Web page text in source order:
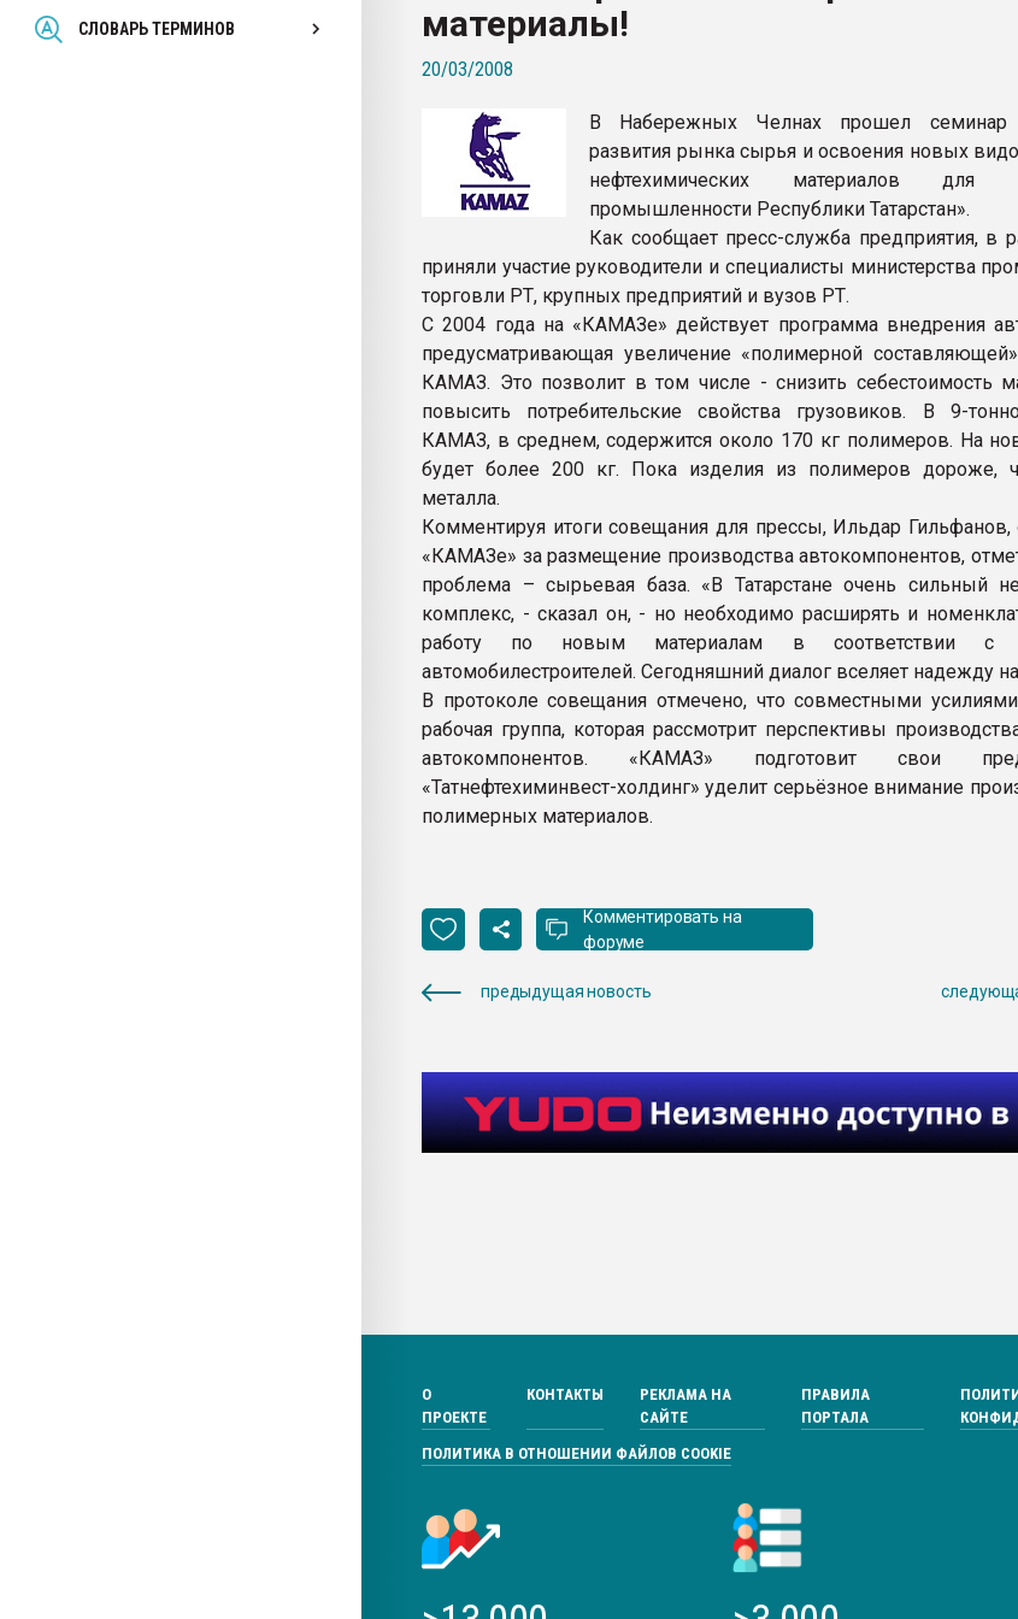
СЛОВАРЬ ТЕРМИНОВ
Всё, что касается выдува ПЭТ
бутылок
ПЕРЕЙТИ НА ФОРУМ
материалы!
20/03/2008
В Набережных Челнах прошел семинар
развития рынка сырья и освоения новых
нефтехимических материалов для
промышленности Республики Татарстан».
Как сообщает пресс-служба предприятия, в
приняли участие руководители и специалисты министерства
торговли РТ, крупных предприятий и вузов РТ.
С 2004 года на «КАМАЗе» действует программа внедрения
предусматривающая увеличение «полимерной
КАМАЗ. Это позволит в том числе - снизить себестоимость
повысить потребительские свойства грузовиков. В 9-
КАМАЗ, в среднем, содержится около 170 кг полимеров. На
будет более 200 кг. Пока изделия из полимеров дороже,
металла.
Комментируя итоги совещания для прессы, Ильдар
«КАМАЗе» за размещение производства автокомпонентов,
проблема – сырьевая база. «В Татарстане очень сильный
комплекс, - сказал он, - но необходимо расширять и
работу по новым материалам в соответствии с
автомобилестроителей. Сегодняшний диалог вселяет надежду
В протоколе совещания отмечено, что совместными
рабочая группа, которая рассмотрит перспективы
автокомпонентов. «КАМАЗ» подготовит свои
«Татнефтехиминвест-холдинг» уделит серьёзное внимание
полимерных материалов.
Комментировать на
форуме
предыдущая новость
О
ПРОЕКТЕ
КОНТАКТЫ
РЕКЛАМА НА
САЙТЕ
ПРАВИЛА
ПОРТАЛА
ПОЛИТИКА В ОТНОШЕНИИ ФАЙЛОВ COOKIE